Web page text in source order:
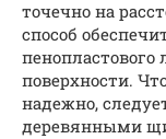
точечно на
способ
пенопластового
поверхности.
надежно,
деревянными